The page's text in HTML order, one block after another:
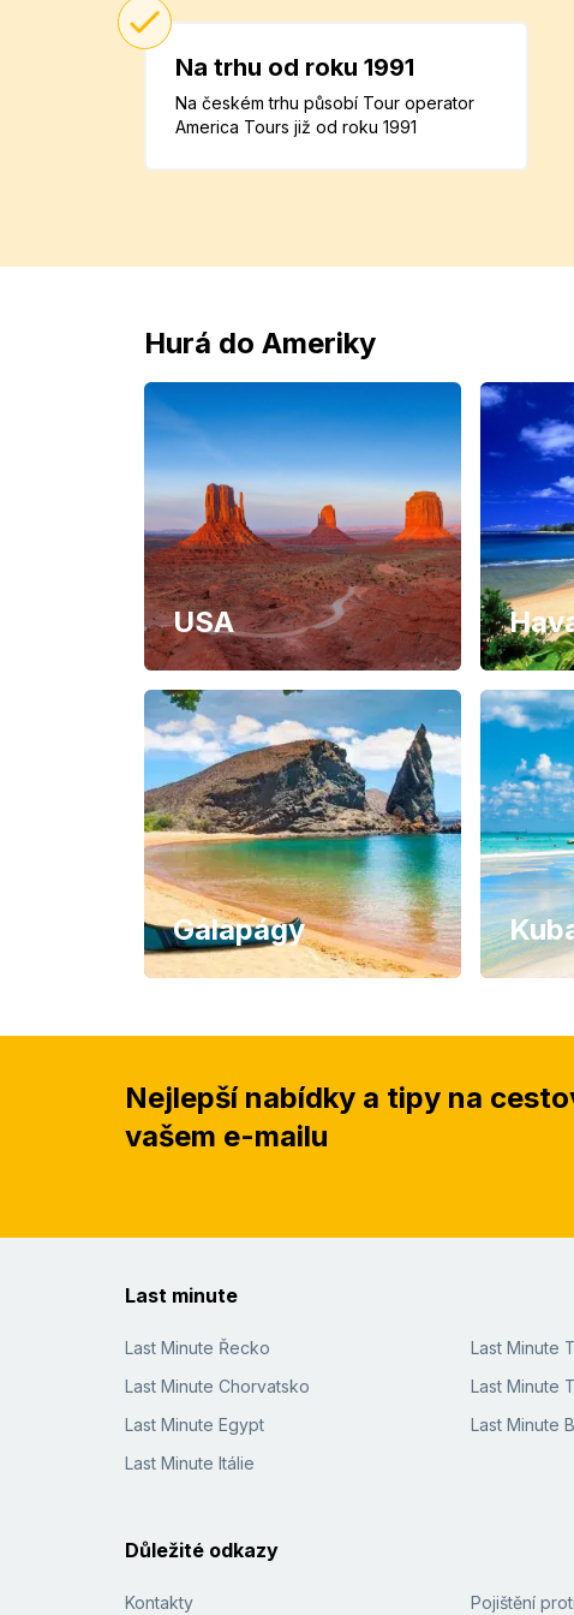
Na trhu od roku 1991
Na českém trhu působí Tour operator
America Tours již od roku 1991
Hurá do Ameriky
USA
Galapágy
Nejlepší nabídky a tipy na
vašem e-mailu
Last minute
Last Minute Řecko
Last Minute Chorvatsko
Last Minute Egypt
Last Minute Itálie
Last Minute
Last Minute
Last Minute
Důležité odkazy
Kontakty Pojištění